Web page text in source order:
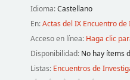
Idioma:Castellano
En:Actas del IX Encuentro
Acceso en línea: Haga clic
Disponibilidad: No hay ítems
Listas: Encuentros de